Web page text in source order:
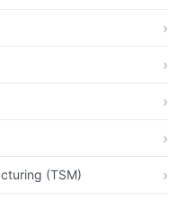
(TSM)